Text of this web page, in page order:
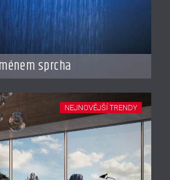
sprcha
NEJNOVĚJŠÍ TRENDY